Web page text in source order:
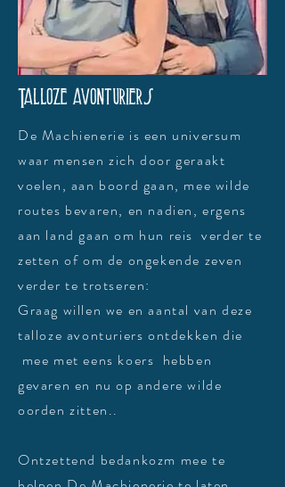
Talloze avonturiers
De Machienerie is een universum
waar mensen zich door geraakt
voelen, aan boord gaan, mee wilde
routes bevaren, en nadien, ergens
aan land gaan om hun reis verder te
zetten of om de ongekende zeven
verder te trotseren:
Graag willen we en aantal van deze
talloze avonturiers ontdekken die
mee met eens koers hebben
gevaren en nu op andere wilde
oorden zitten..
Ontzettend bedankozm mee te